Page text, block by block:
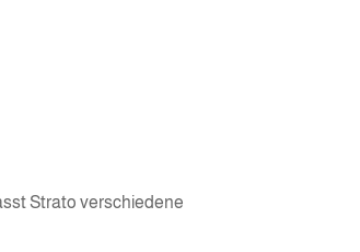
Strato verschiedene